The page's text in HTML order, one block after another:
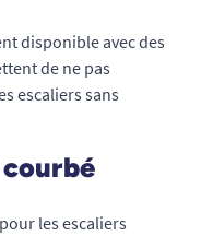
disponible avec des
de ne pas
escaliers sans
les escaliers